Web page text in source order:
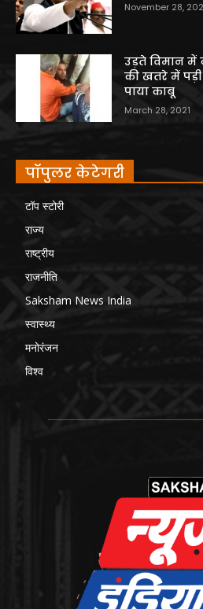
November 28,
उड़ते विमान में
की खतरे में
पाया काबू
March 28, 2021
पॉपुलर केटेगरी
टॉप स्टोरी
राज्य
राष्ट्रीय
राजनीति
Saksham News India
स्वास्थ्य
मनोरंजन
विश्व